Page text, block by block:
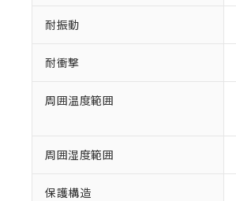
耐振動
耐衝撃
周囲温度範囲
周囲湿度範囲
保護構造